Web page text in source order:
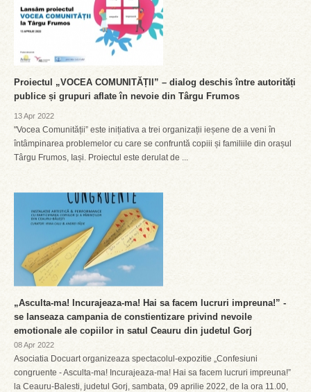
Proiectul „VOCEA COMUNITĂȚII” – dialog deschis între autorități
publice și grupuri aflate în nevoie din Târgu Frumos
13 Apr 2022
"Vocea Comunității” este inițiativa a trei organizații ieșene de a veni în
întâmpinarea problemelor cu care se confruntă copiii și familiile din orașul
Târgu Frumos, Iași. Proiectul este derulat de ...
„Asculta-ma! Incurajeaza-ma! Hai sa facem lucruri impreuna!” -
se lanseaza campania de constientizare privind nevoile
emotionale ale copiilor in satul Ceauru din judetul Gorj
08 Apr 2022
Asociatia Docuart organizeaza spectacolul-expozitie „Confesiuni
congruente - Asculta-ma! Incurajeaza-ma! Hai sa facem lucruri impreuna!”
la Ceauru-Balesti, judetul Gorj, sambata, 09 aprilie 2022, de la ora 11.00,